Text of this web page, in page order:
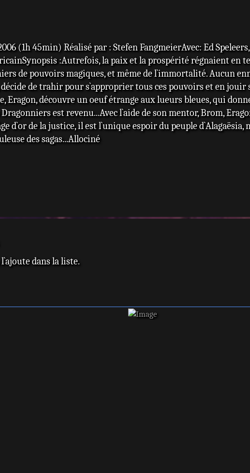
(1h 45min) Réalisé par : Stefen FangmeierAvec: Ed
:Autrefois, la paix et la prospérité régnaient en
de pouvoirs magiques, et même de l`immortalité. Aucun
décide de trahir pour s`approprier tous ces pouvoirs et en
Eragon, découvre un oeuf étrange aux lueurs bleues, qui
est revenu...Avec l`aide de son mentor, Brom,
d`or de la justice, il est l`unique espoir du peuple
des sagas...Allociné
dans la liste.